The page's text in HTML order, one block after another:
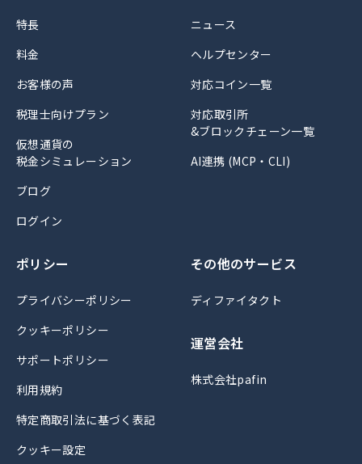
特長
料金
お客様の声
税理士向けプラン
仮想通貨の
税金シミュレーション
ブログ
ログイン
ニュース
ヘルプセンター
対応コイン一覧
対応取引所
&ブロックチェーン一覧
AI連携 (MCP・CLI)
ポリシー
プライバシーポリシー
クッキーポリシー
サポートポリシー
利用規約
特定商取引法に基づく表記
クッキー設定
その他のサービス
ディファイタクト
運営会社
株式会社pafin